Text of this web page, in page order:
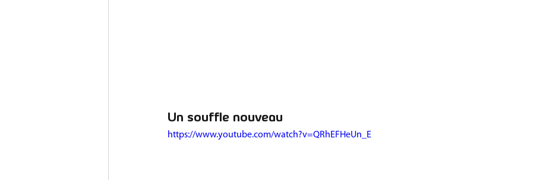
Un souffle nouveau
https://www.youtube.com/watch?v=QRhEFHeUn_E